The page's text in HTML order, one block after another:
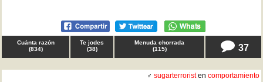
Cuánta razón
(834)
Te jodes
(38)
Menuda chorrada
(115) 37
♂ sugarterroristen comportamiento